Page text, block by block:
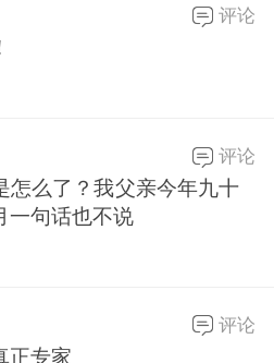
评论
怎么了？我父亲今年九十
一句话也不说
评论
正专家
评论